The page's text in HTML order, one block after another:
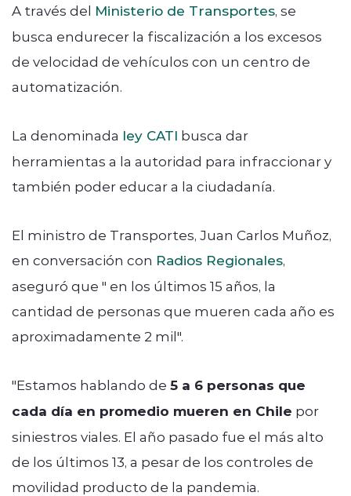
A través del Ministerio de Transportes, se
busca endurecer la fiscalización a los excesos
de velocidad de vehículos con un centro de
automatización.
La denominada ley CATI busca dar
herramientas a la autoridad para infraccionar y
también poder educar a la ciudadanía.
El ministro de Transportes, Juan Carlos Muñoz,
en conversación con Radios Regionales,
aseguró que " en los últimos 15 años, la
cantidad de personas que mueren cada año es
aproximadamente 2 mil".
"Estamos hablando de 5 a 6 personas que
cada día en promedio mueren en Chile por
siniestros viales. El año pasado fue el más alto
de los últimos 13, a pesar de los controles de
movilidad producto de la pandemia.